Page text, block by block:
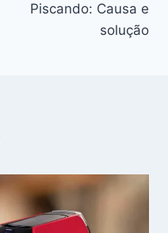
Piscando: Causa e
solução